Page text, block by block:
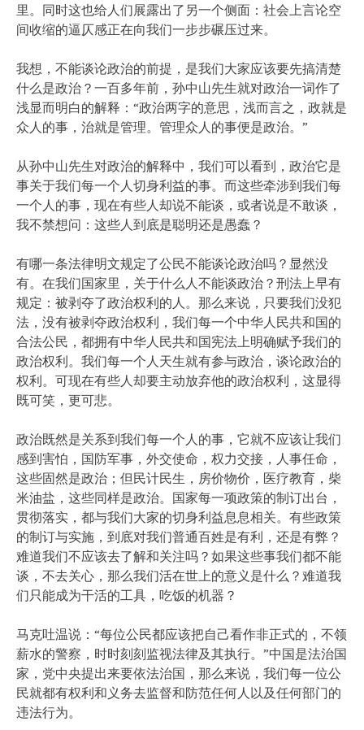
里。同时这也给人们展露出了另一个侧面：社会上言论空
间收缩的逼仄感正在向我们一步步碾压过来。
我想，不能谈论政治的前提，是我们大家应该要先搞清楚
什么是政治？一百多年前，孙中山先生就对政治一词作了
浅显而明白的解释：“政治两字的意思，浅而言之，政就是
众人的事，治就是管理。管理众人的事便是政治。”
从孙中山先生对政治的解释中，我们可以看到，政治它是
事关于我们每一个人切身利益的事。而这些牵涉到我们每
一个人的事，现在有些人却说不能谈，或者说是不敢谈，
我不禁想问：这些人到底是聪明还是愚蠢？
有哪一条法律明文规定了公民不能谈论政治吗？显然没
有。在我们国家里，关于什么人不能谈政治？刑法上早有
规定：被剥夺了政治权利的人。那么来说，只要我们没犯
法，没有被剥夺政治权利，我们每一个中华人民共和国的
合法公民，都拥有中华人民共和国宪法上明确赋予我们的
政治权利。我们每一个人天生就有参与政治，谈论政治的
权利。可现在有些人却要主动放弃他的政治权利，这显得
既可笑，更可悲。
政治既然是关系到我们每一个人的事，它就不应该让我们
感到害怕，国防军事，外交使命，权力交接，人事任命，
这些固然是政治；但民计民生，房价物价，医疗教育，柴
米油盐，这些同样是政治。国家每一项政策的制订出台，
贯彻落实，都与我们大家的切身利益息息相关。有些政策
的制订与实施，到底对我们普通百姓是有利，还是有弊？
难道我们不应该去了解和关注吗？如果这些事我们都不能
谈，不去关心，那么我们活在世上的意义是什么？难道我
们只能成为干活的工具，吃饭的机器？
马克吐温说：“每位公民都应该把自己看作非正式的，不领
薪水的警察，时时刻刻监视法律及其执行。”中国是法治国
家，党中央提出来要依法治国，那么来说，我们每一位公
民就都有权利和义务去监督和防范任何人以及任何部门的
违法行为。